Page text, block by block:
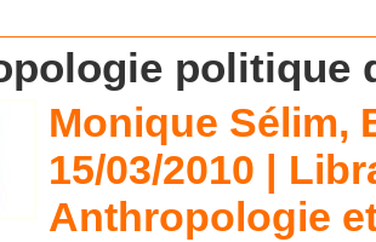
politique
Monique Sélim,
15/03/2010 |
Anthropologie